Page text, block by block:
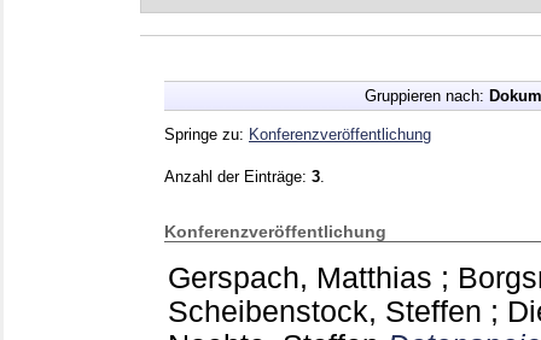
Gruppieren nach:
Springe zu: Konferenzveröffentlichung
Anzahl der Einträge: 3
Konferenzveröffentlichung
Gerspach, Matthias ;
Scheibenstock, Steffen ;